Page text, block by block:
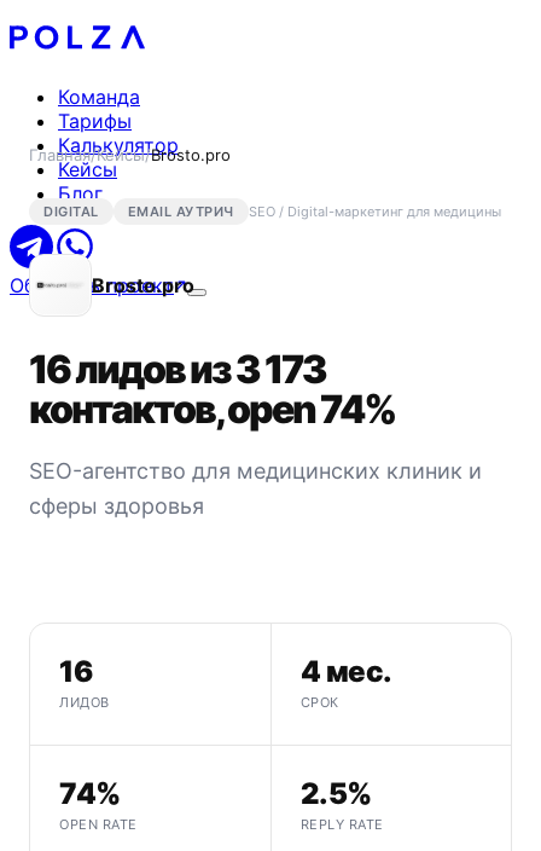
Команда
Тарифы
Калькулятор
Кейсы
Блог
Обсудить проект
Главная/Кейсы/Brosto.pro
DIGITAL EMAIL АУТРИЧ SEO / Digital-маркетинг для медицины
Brosto.pro
16 лидов из 3 173
контактов, open 74%
SEO-агентство для медицинских клиник и
сферы здоровья
16
ЛИДОВ
4 мес.
СРОК
74%
OPEN RATE
2.5%
REPLY RATE